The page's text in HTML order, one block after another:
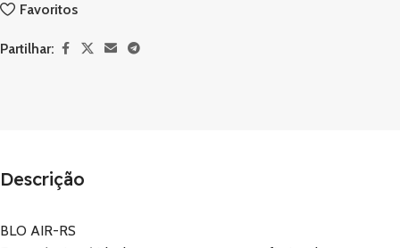
Favoritos
Partilhar:
Descrição
BLO AIR-RS